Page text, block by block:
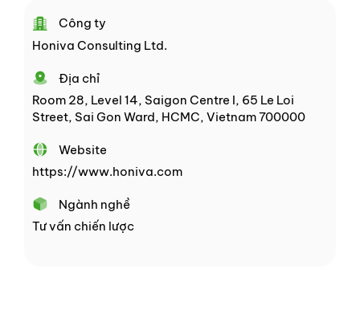
Công ty
Honiva Consulting Ltd.
Địa chỉ
Room 28, Level 14, Saigon Centre I, 65 Le Loi
Street, Sai Gon Ward, HCMC, Vietnam 700000
Website
https://www.honiva.com
Ngành nghề
Tư vấn chiến lược